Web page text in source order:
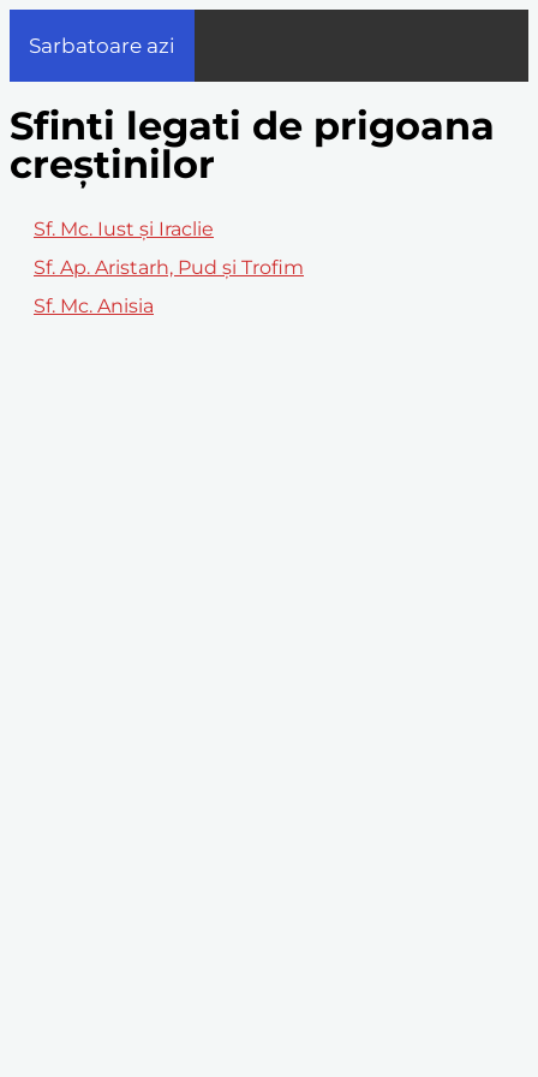
Sarbatoare azi
Sfinti legati de prigoana
creștinilor
Sf. Mc. Iust și Iraclie
Sf. Ap. Aristarh, Pud și Trofim
Sf. Mc. Anisia